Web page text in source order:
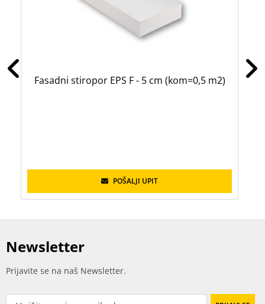
Fasadni stiropor EPS F - 5 cm (kom=0,5 m2)
POŠALJI UPIT
Newsletter
Prijavite se na naš Newsletter.